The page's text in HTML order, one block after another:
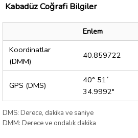
Kabadüz Coğrafi Bilgiler
Enlem
Koordinatlar
(DMM)
40.859722
GPS (DMS)
40° 51´
34.9992"
DMS: Derece, dakika ve saniye
DMM: Derece ve ondalık dakika